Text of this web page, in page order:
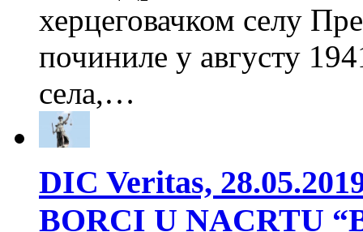
херцеговачком селу
починиле у августу
села,…
DIC Veritas,
BORCI U NACRTU